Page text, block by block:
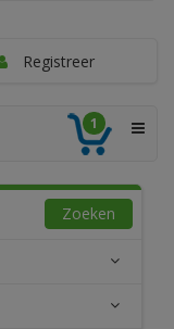
Registreer
1
Zoeken